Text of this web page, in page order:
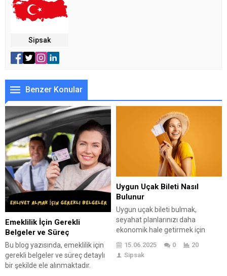
Sipsak
Benzer Konular
Emeklilik İçin Gerekli
Belgeler ve Süreç
Bu blog yazısında, emeklilik için
gerekli belgeler ve süreç detaylı
bir şekilde ele alınmaktadır.
Uygun Uçak Bileti Nasıl
Bulunur
Uygun uçak bileti bulmak,
seyahat planlarınızı daha
ekonomik hale getirmek için
hayati bir öneme sahiptir. Bu blog
yazısında, uygun uçak bileti
bulmanın temel adımları ve
15.06.2025 0
20
Sipsak